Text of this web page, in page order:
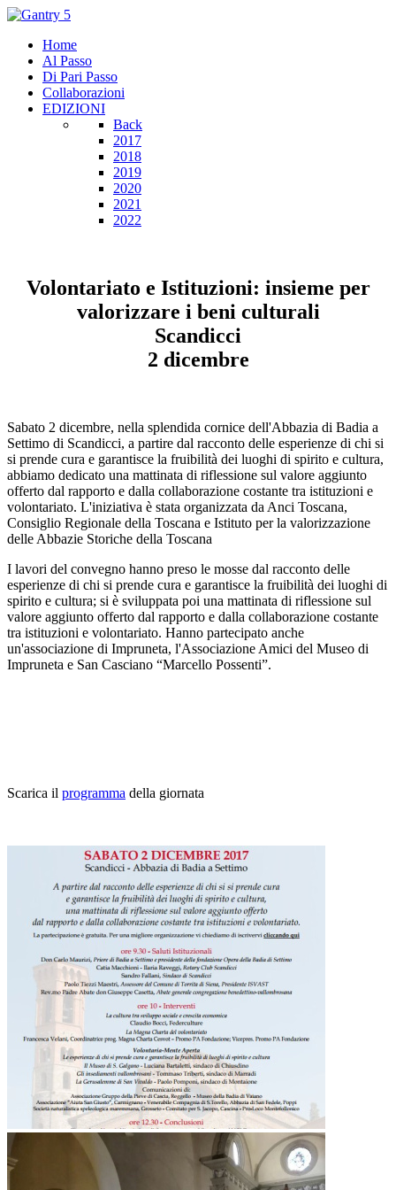
Home
Al Passo
Di Pari Passo
Collaborazioni
EDIZIONI
Back
2017
2018
2019
2020
2021
2022
Volontariato e Istituzioni: insieme per
valorizzare i beni culturali
Scandicci
2 dicembre
Sabato 2 dicembre, nella splendida cornice dell'Abbazia di Badia a
Settimo di Scandicci, a partire dal racconto delle esperienze di chi si
si prende cura e garantisce la fruibilità dei luoghi di spirito e cultura,
abbiamo dedicato una mattinata di riflessione sul valore aggiunto
offerto dal rapporto e dalla collaborazione costante tra istituzioni e
volontariato. L'iniziativa è stata organizzata da Anci Toscana,
Consiglio Regionale della Toscana e Istituto per la valorizzazione
delle Abbazie Storiche della Toscana
I lavori del convegno hanno preso le mosse dal racconto delle
esperienze di chi si prende cura e garantisce la fruibilità dei luoghi di
spirito e cultura; si è sviluppata poi una mattinata di riflessione sul
valore aggiunto offerto dal rapporto e dalla collaborazione costante
tra istituzioni e volontariato. Hanno partecipato anche
un'associazione di Impruneta, l'Associazione Amici del Museo di
Impruneta e San Casciano “Marcello Possenti”.
Scarica il programma della giornata